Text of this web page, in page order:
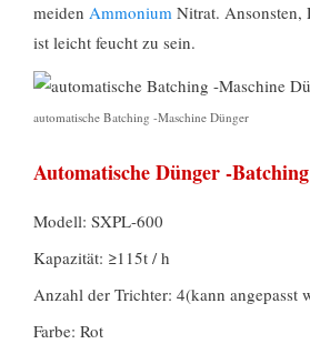
meiden Ammonium Nitrat. Ansonsten,
ist leicht feucht zu sein.
automatische Batching -Maschine Dünger
Automatische Dünger -
Modell: SXPL-600
Kapazität: ≥115t / h
Anzahl der Trichter: 4(kann angepasst
Farbe: Rot